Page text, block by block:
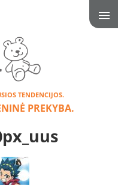
TENDENCIJOS.
PREKYBA.